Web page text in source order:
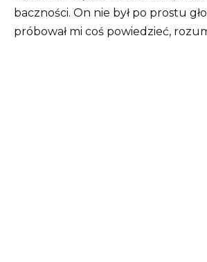
baczności. On nie był po prostu
próbował mi coś powiedzieć,